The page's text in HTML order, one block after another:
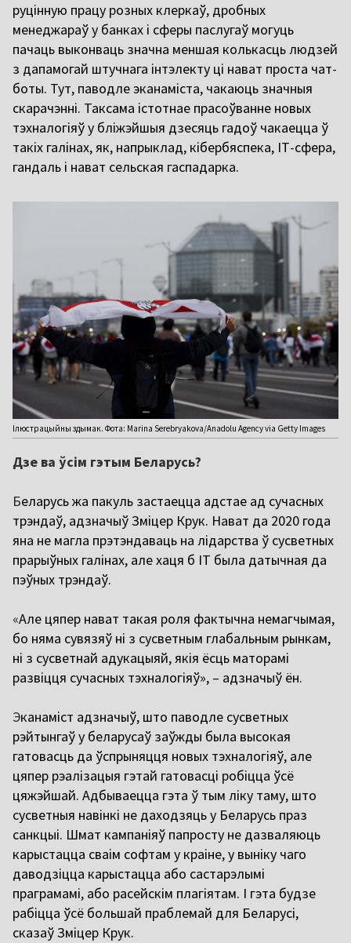
руцінную працу розных клеркаў, дробных
менеджараў у банках і сферы паслугаў могуць
пачаць выконваць значна меншая колькасць людзей
з дапамогай штучнага інтэлекту ці нават проста чат-
боты. Тут, паводле эканаміста, чакаюць значныя
скарачэнні. Таксама істотнае прасоўванне новых
тэхналогіяў у бліжэйшыя дзесяць гадоў чакаецца ў
такіх галінах, як, напрыклад, кібербяспека, ІТ-сфера,
гандаль і нават сельская гаспадарка.
Ілюстрацыйны здымак. Фота: Marina Serebryakova/Anadolu Agency via Getty Images
Дзе ва ўсім гэтым Беларусь?
Беларусь жа пакуль застаецца адстае ад сучасных
трэндаў, адзначыў Зміцер Крук. Нават да 2020 года
яна не магла прэтэндаваць на лідарства ў сусветных
прарыўных галінах, але хаця б ІТ была датычная да
пэўных трэндаў.
«Але цяпер нават такая роля фактычна немагчымая,
бо няма сувязяў ні з сусветным глабальным рынкам,
ні з сусветнай адукацыяй, якія ёсць маторамі
развіцця сучасных тэхналогіяў», – адзначыў ён.
Эканаміст адзначыў, што паводле сусветных
рэйтынгаў у беларусаў заўжды была высокая
гатовасць да ўспрыняцця новых тэхналогіяў, але
цяпер рэалізацыя гэтай гатовасці робіцца ўсё
цяжэйшай. Адбываецца гэта ў тым ліку таму, што
сусветныя навінкі не даходзяць у Беларусь праз
санкцыі. Шмат кампаніяў папросту не дазваляюць
карыстацца сваім софтам у краіне, у выніку чаго
даводзіцца карыстацца або састарэлымі
праграмамі, або расейскім плагіятам. І гэта будзе
рабіцца ўсё большай праблемай для Беларусі,
сказаў Зміцер Крук.